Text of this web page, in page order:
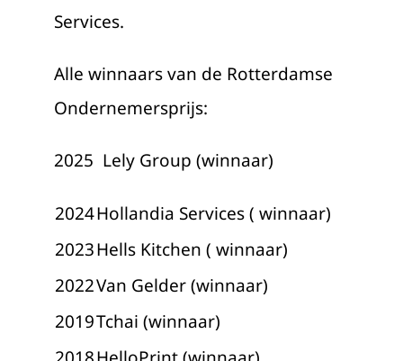
Services.
Alle winnaars van de Rotterdamse
Ondernemersprijs:
2025 Lely Group (winnaar)
2024Hollandia Services ( winnaar)
2023Hells Kitchen ( winnaar)
2022Van Gelder (winnaar)
2019Tchai (winnaar)